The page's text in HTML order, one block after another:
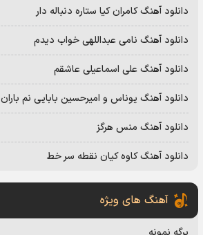
دانلود آهنگ کامران کیا ستاره دنباله دار
دانلود آهنگ نامی عبداللهی خواب دیدم
دانلود آهنگ علی اسماعیلی عاشقم
دانلود آهنگ یوناس و امیرحسین بابایی نم باران
دانلود آهنگ منس هرگز
دانلود آهنگ کاوه کیان نقطه سر خط
آهنگ های ویژه